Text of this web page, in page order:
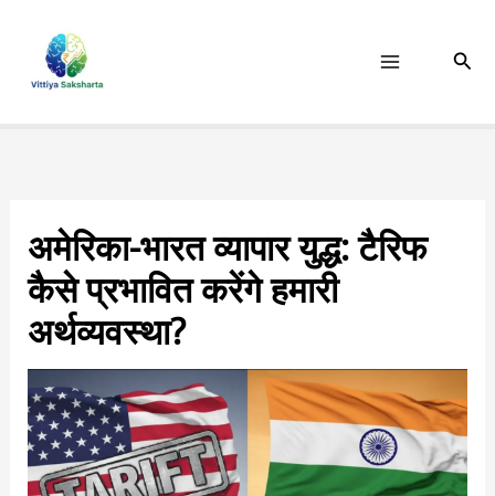
content
अमेरिका-भारत व्यापार युद्ध: टैरिफ
कैसे प्रभावित करेंगे हमारी
अर्थव्यवस्था?